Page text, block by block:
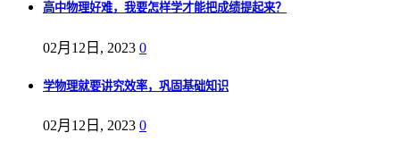
高中物理好难，我要怎样学才能把成绩提起来？
02月12日, 2023 0
学物理就要讲究效率，巩固基础知识
02月12日, 2023 0